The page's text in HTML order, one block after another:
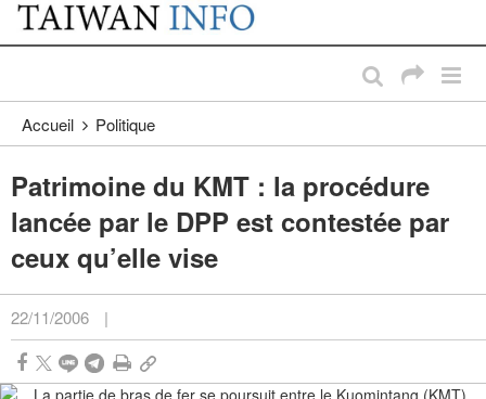
Passer au contenu principal
:::
Accueil Politique
Patrimoine du KMT : la procédure
lancée par le DPP est contestée par
ceux qu’elle vise
22/11/2006 |